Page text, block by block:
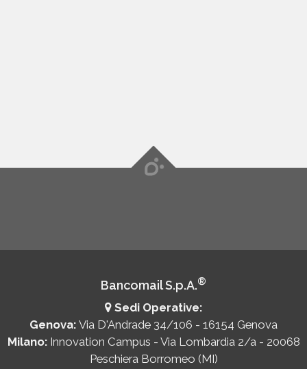
Bancomail S.p.A.®
Sedi Operative:
Genova: Via D'Andrade 34/106 - 16154 Genova
Milano: Innovation Campus - Via Lombardia 2/a - 20068
Peschiera Borromeo (MI)